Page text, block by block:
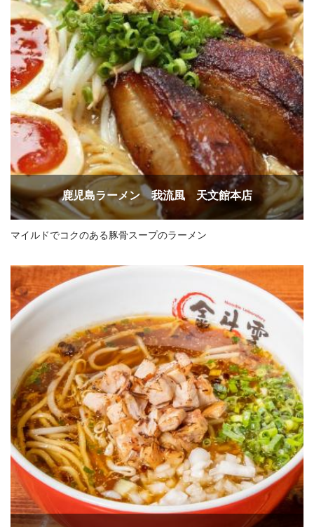
鹿児島ラーメン 我流風 天文館本店
マイルドでコクのある豚骨スープのラーメン